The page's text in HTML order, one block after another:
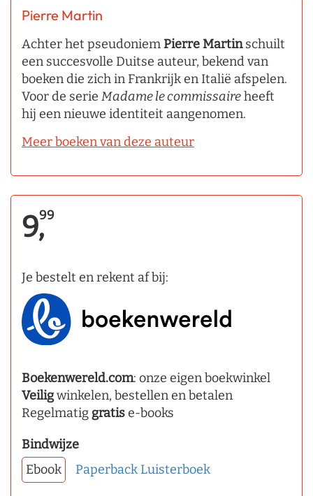
Pierre Martin
Achter het pseudoniemPierre Martinschuilt
een succesvolle Duitse auteur, bekend van
boeken die zich in Frankrijk en Italië afspelen.
Voor de serie Madame le commissaireheeft
hij een nieuwe identiteit aangenomen.
Meer boeken van deze auteur
9,99
Je bestelt en rekent af bij:
Boekenwereld.com: onze eigen boekwinkel
Veiligwinkelen, bestellen en betalen
Regelmatig gratise-books
Bindwijze
Ebook
Paperback Luisterboek